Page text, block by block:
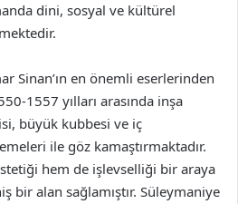
dini, sosyal ve kültürel
Sinan’ın en önemli eserlerinden
1557 yılları arasında inşa
büyük kubbesi ve iç
ile göz kamaştırmaktadır.
hem de işlevselliği bir araya
bir alan sağlamıştır. Süleymaniye